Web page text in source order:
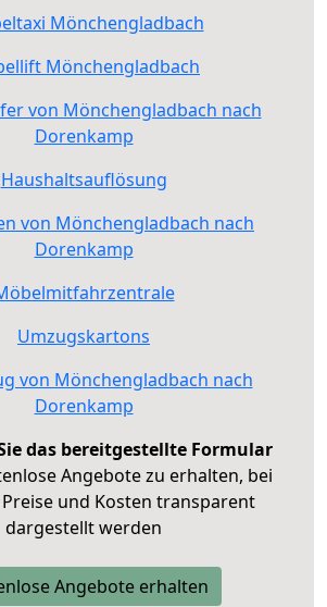
Mönchengladbach
Mönchengladbach
von Mönchengladbach nach
Dorenkamp
Haushaltsauflösung
von Mönchengladbach nach
Dorenkamp
Umzugskartons
von Mönchengladbach nach
Dorenkamp
das bereitgestellte Formular
Angebote zu erhalten, bei
und Kosten transparent
dargestellt werden
Angebote erhalten